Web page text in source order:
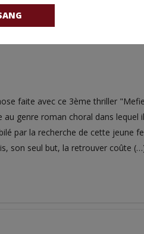
faite avec ce 3ème thriller
genre roman choral dans lequel
par la recherche de cette jeune
son seul but, la retrouver coûte